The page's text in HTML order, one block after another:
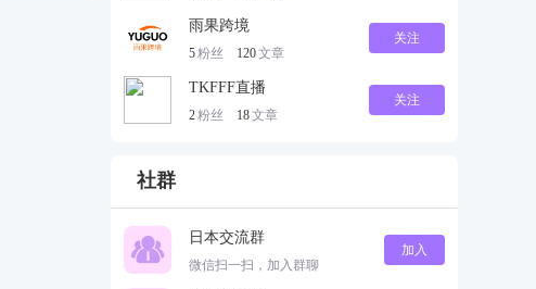
雨果跨境
5粉丝 120文章
关注
TKFFF直播
2粉丝 18文章
关注
社群
日本交流群
微信扫一扫，加入群聊
加入